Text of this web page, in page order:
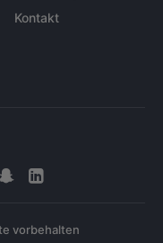
Kontakt
vorbehalten